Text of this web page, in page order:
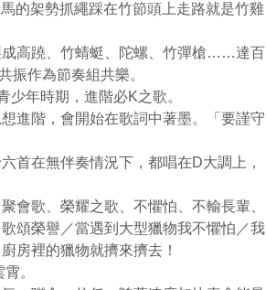
的架勢抓繩踩在竹節頭上走路就是竹雞
成高蹺、竹蜻蜓、陀螺、竹彈槍……達百
振作為節奏組共樂。
年時期，進階必K之歌。
進階，會開始在歌詞中著墨。「要謹守
首在無伴奏情況下，都唱在D大調上，
會歌、榮耀之歌、不懼怕、不輸長輩、
頌榮譽／當遇到大型獵物我不懼怕／我
房裡的獵物就擠來擠去！
。